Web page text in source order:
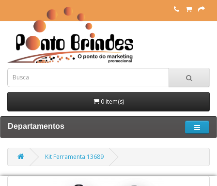
0 item(s)
Departamentos
Kit Ferramenta 13689